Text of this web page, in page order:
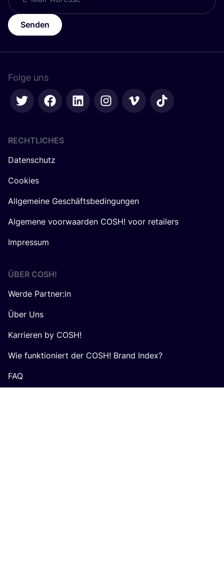
Senden
Folge uns
RECHTLICHES
Datenschutz
Cookies
Allgemeine Geschäftsbedingungen
Algemene voorwaarden COSH! voor retailers
Impressum
ÜBER COSH!
Werde Partner:in
Über Uns
Karrieren by COSH!
Wie funktioniert der COSH! Brand Index?
FAQ